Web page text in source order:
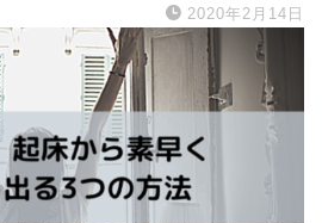
2020年2月14日